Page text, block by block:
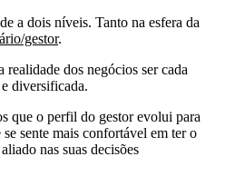
a dois níveis. Tanto na esfera da
gestor.
dos negócios ser cada
diversificada.
que o perfil do gestor evolui para
sente mais confortável em ter o
nas suas decisões